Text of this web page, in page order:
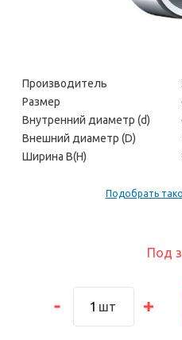
Под
шт
Производитель
Размер
Внутренний диаметр (d)
Внешний диаметр (D)
Ширина В(H)
Подобрать